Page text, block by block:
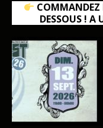
COMMANDEZ
DESSOUS ! A